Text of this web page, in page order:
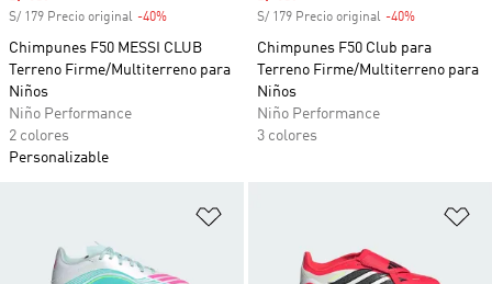
S/ 179 Precio original -40%
Chimpunes F50 MESSI CLUB
Terreno Firme/Multiterreno para
Niños
Niño Performance
2 colores
Personalizable
S/ 179 Precio original -40%
Chimpunes F50 Club para
Terreno Firme/Multiterreno para
Niños
Niño Performance
3 colores